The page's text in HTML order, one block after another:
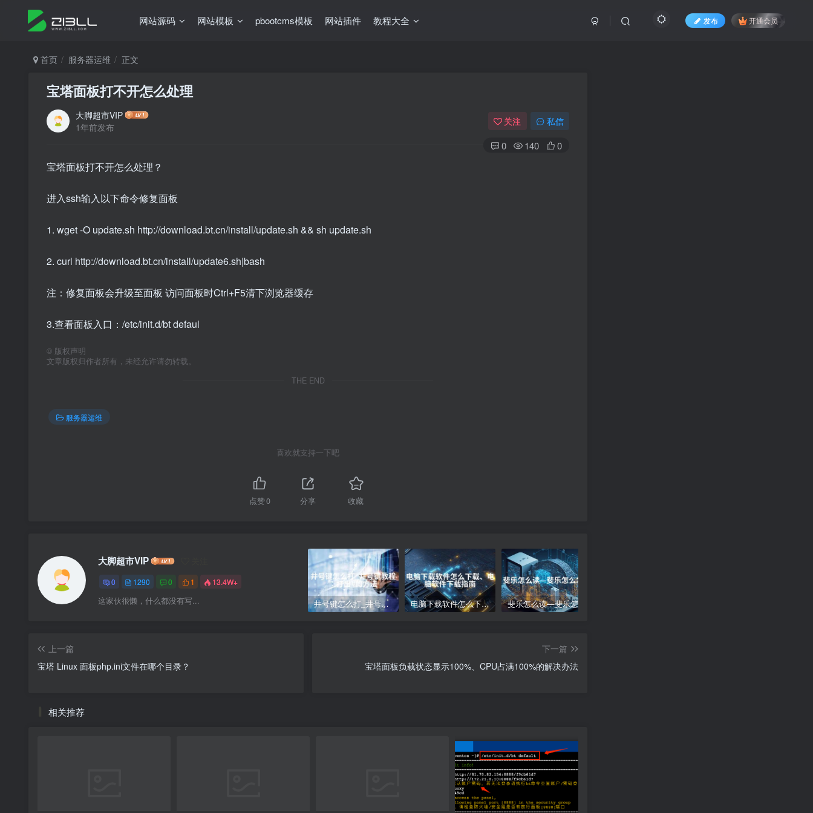
网站源码 网站模板 pbootcms模板 网站插件 教程大全 发布 开通会员
首页 服务器运维 正文
宝塔面板打不开怎么处理
大脚超市VIP
1年前发布
关注 私信
0 140 0
宝塔面板打不开怎么处理？
进入ssh输入以下命令修复面板
1. wget -O update.sh http://download.bt.cn/install/update.sh && sh update.sh
2. curl http://download.bt.cn/install/update6.sh|bash
注：修复面板会升级至面板 访问面板时Ctrl+F5清下浏览器缓存
3.查看面板入口：/etc/init.d/bt defaul
© 版权声明
文章版权归作者所有，未经允许请勿转载。
THE END
服务器运维
喜欢就支持一下吧
点赞0 分享 收藏
大脚超市VIP
0 1290 0 1 13.4W+
这家伙很懒，什么都没有写... 井号键怎么打_井号键教程：打出#的方法 电脑下载软件怎么下载、电脑软件下载指南
上一篇
宝塔 Linux 面板php.ini文件在哪个目录？
下一篇
宝塔面板负载状态显示100%、CPU占满100%的解决办法
相关推荐